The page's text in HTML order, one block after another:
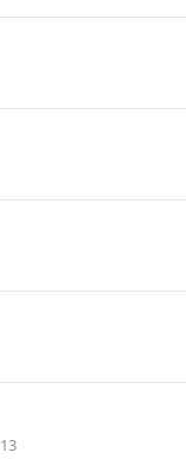
조회수
13